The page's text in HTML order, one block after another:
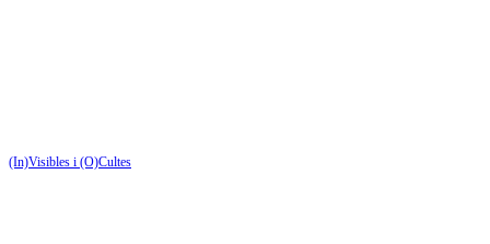
(In)Visibles i (O)Cultes